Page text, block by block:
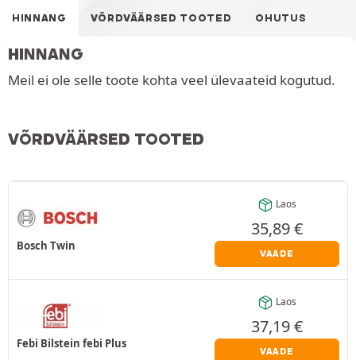
HINNANG VÕRDVÄÄRSED TOOTED OHUTUS
HINNANG
Meil ei ole selle toote kohta veel ülevaateid kogutud.
VÕRDVÄÄRSED TOOTED
Bosch Twin
Laos
35,89€
VAADE
Febi Bilstein febi Plus
Laos
37,19€
VAADE